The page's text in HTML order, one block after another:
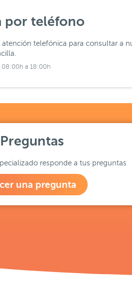
por teléfono
atención telefónica para consultar a
08:00h a 18:00h
Preguntas
responde a tus preguntas
una pregunta